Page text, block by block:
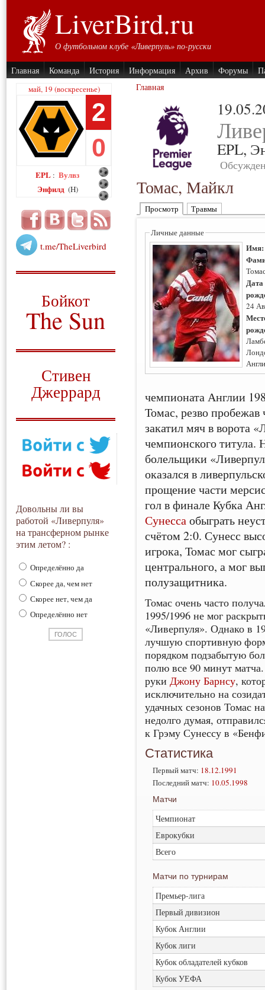
LiverBird.ru
О футбольном клубе «Ливерпуль» по-русски
Главная Команда История Информация Архив Форумы
май, 19 (воскресенье)
2
0
EPL : Вулвз
Энфилд (H)
t.me/TheLiverbird
Бойкот
The Sun
Стивен
Джеррард
Довольны ли вы
работой «Ливерпуля»
на трансферном рынке
этим летом? :
Определённо да
Скорее да, чем нет
Скорее нет, чем да
Определённо нет
Главная
EPL,
Томас, Майкл
Просмотр Травмы
Личные данные
Дата
24
чемпионата Англии
Томас, резво
закатил мяч в ворота
чемпионского
болельщики
оказался в
прощение части
гол в финале Кубка
Сунессаобыграть
счётом 2:0. Сунесс
игрока, Томас мог
центрального, а мог
полузащитника.
Томас очень часто
1995/1996 не мог
«Ливерпуля». Однако в
лучшую спортивную
порядком подзабытую
полю все 90 минут
руки Джону Барнсу,
исключительно на
удачных сезонов Томас
недолго думая,
к Грэму Сунессу в
Статистика
Первый матч: 18.12.1991
Последний матч: 10.05.1998
Матчи
Чемпионат
Еврокубки
Всего
Матчи по турнирам
Премьер-лига
Первый дивизион
Кубок Англии
Кубок лиги
Кубок обладателей кубков
Кубок УЕФА